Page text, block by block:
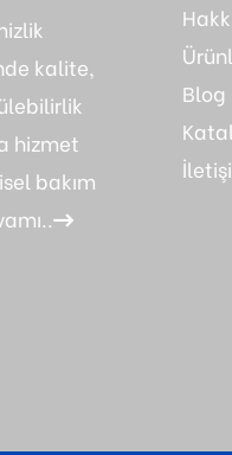
kalite,
hizmet
bakım
Blog